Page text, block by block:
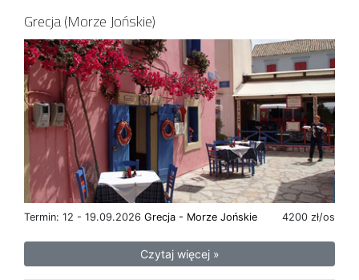
Grecja (Morze Jońskie)
Termin: 12 - 19.09.2026 4200 zł/os
Grecja - Morze Jońskie
Czytaj więcej »